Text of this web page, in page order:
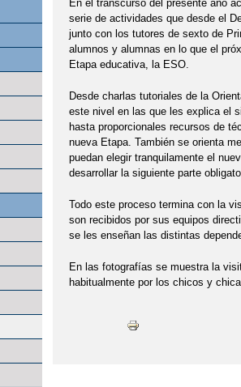
En el transcurso del presente año
serie de actividades que desde el
junto con los tutores de sexto de
alumnos y alumnas en lo que el
Etapa educativa, la ESO.
Desde charlas tutoriales de la
este nivel en las que les explica el
hasta proporcionales recursos de
nueva Etapa. También se orienta
puedan elegir tranquilamente el
desarrollar la siguiente parte
Todo este proceso termina con la
son recibidos por sus equipos
se les enseñan las distintas
En las fotografías se muestra la
habitualmente por los chicos y